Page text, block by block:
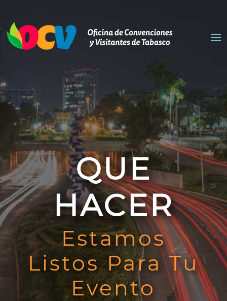
QUE
HACER
Estamos
Listos Para Tu
Evento